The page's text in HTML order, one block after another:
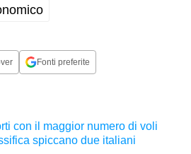
Fonti preferite
con il maggior numero di voli
spiccano due italiani